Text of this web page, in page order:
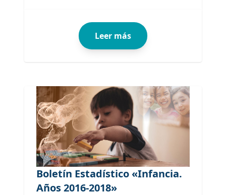
Leer más
Boletín Estadístico «Infancia.
Años 2016-2018»